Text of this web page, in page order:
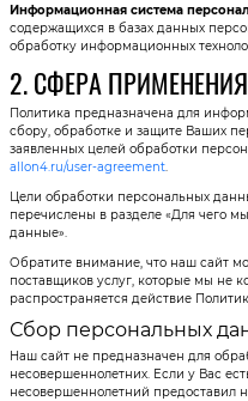
Информационная система
содержащихся в базах данных
обработку информационных
2. СФЕРА ПРИМЕНЕНИЯ
Политика предназначена для
сбору, обработке и защите Ваших
заявленных целей обработки
allon4.ru/user-agreement.
Цели обработки персональных
перечислены в разделе «Для чего
данные».
Обратите внимание, что наш сайт
поставщиков услуг, которые мы не
распространяется действие
Сбор персональных
Наш сайт не предназначен для
несовершеннолетних. Если у Вас
несовершеннолетний предоставил